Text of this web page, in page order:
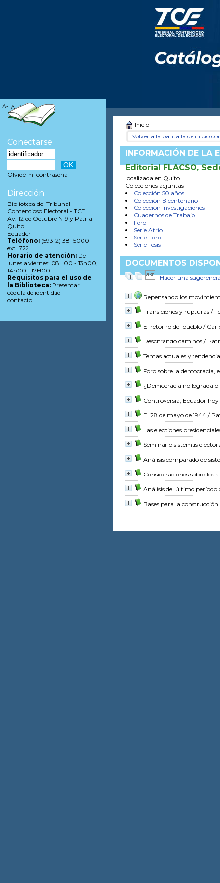
Inicio
Volver a la pantalla de inicio
INFORMACIÓN DE LA
Editorial FLACSO,
localizada en Quito
Colecciones adjuntas
Colección 50 años
Colección Bicentenario
Colección Investigaciones
Cuadernos de Trabajo
Foro
Serie Atrio
Serie Foro
Serie Tesis
DOCUMENTOS
Hacer una sugerencia
Repensando los
Transiciones y rupturas /
El retorno del pueblo /
Descifrando caminos /
Temas actuales y
Foro sobre la democracia,
¿Democracia no lograda
Controversia, Ecuador hoy
El 28 de mayo de 1944 /
Las elecciones
Seminario sistemas
Análisis comparado de
Consideraciones sobre los
Análisis del último
Bases para la
A- A A+
Conectarse
Olvidé mi contraseña
Dirección
Biblioteca del Tribunal
Contencioso Electoral - TCE
Av. 12 de Octubre N19 y Patria
Quito
Ecuador
Teléfono: (593-2) 381 5000
ext. 722
Horario de atención: De
lunes a viernes: 08H00 - 13h00,
14h00 - 17H00
Requisitos para el uso de
la Biblioteca: Presentar
cédula de identidad
contacto